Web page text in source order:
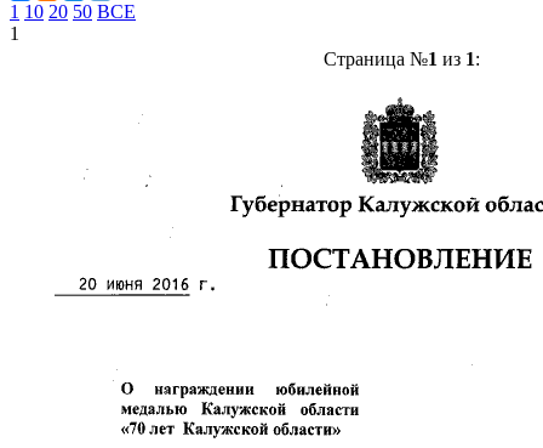
1 10 20 50 ВСЕ
1
Страница №1 из 1: